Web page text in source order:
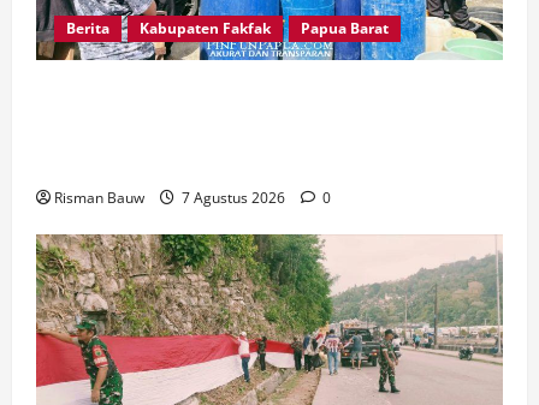
Berita Kabupaten Fakfak Papua Barat
Risman Bauw 7 Agustus 2026 0